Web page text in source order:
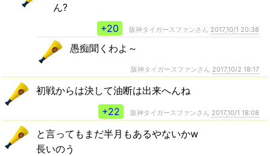
ん?
+20
阪神タイガースファンさん 2017,10/1 20:38
愚痴聞くわよ～
阪神タイガースファンさん 2017,10/2 18:17
初戦からは決して油断は出来へんね
+22
阪神タイガースファンさん 2017,10/1 18:08
と言ってもまだ半月もあるやないかw
長いのう